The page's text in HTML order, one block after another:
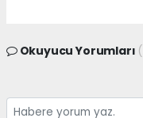
Okuyucu Yorumları